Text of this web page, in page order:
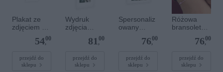
Plakat ze
zdjęciem 20
54,
00
przejdź do
sklepu
Wydruk
zdjęcia
plakatu - 50
x 70 cm81 ,
00
przejdź do
sklepu
Spersonaliz
owany
plakat - 60 x
76,
00
przejdź do
sklepu
Różowa
bransoletka
dla dzieci -
owana -
Srebrne
76,
00
przejdź do
sklepu